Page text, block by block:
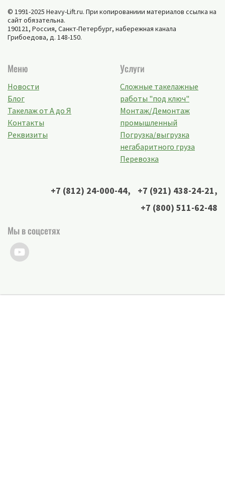
© 1991-2025 Heavy-Lift.ru. При копированиии материалов ссылка на
сайт обязательна.
190121, Россия, Санкт-Петербург, набережная канала
Грибоедова, д. 148-150.
Меню
Новости
Блог
Такелаж от А до Я
Контакты
Реквизиты
Услуги
Сложные такелажные
работы "под ключ"
Монтаж/Демонтаж
промышленный
Погрузка/выгрузка
негабаритного груза
Перевозка
+7 (812) 24-000-44, +7 (921) 438-24-21,
+7 (800) 511-62-48
Мы в соцсетях